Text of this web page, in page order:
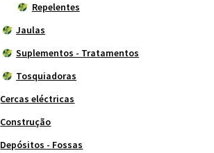
Repelentes
Jaulas
Suplementos - Tratamentos
Tosquiadoras
Cercas eléctricas
Construção
Depósitos - Fossas